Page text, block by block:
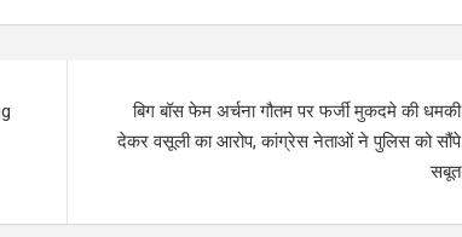
बिग बॉस फेम अर्चना गौतम पर फर्जी मुकदमे की धमकी
देकर वसूली का आरोप, कांग्रेस नेताओं ने पुलिस को सौंपे
सबूत